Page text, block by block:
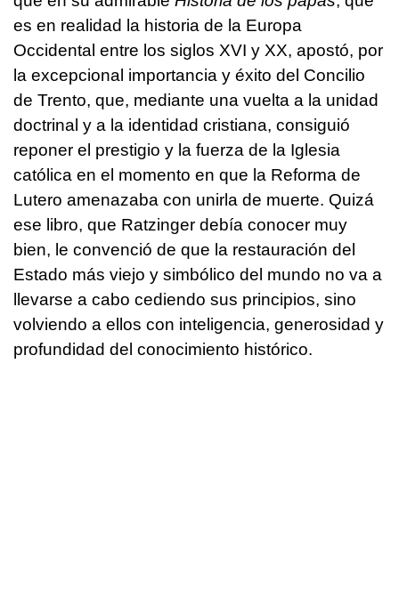
es en realidad la historia de la Europa
Occidental entre los siglos XVI y XX, apostó, por
la excepcional importancia y éxito del Concilio
de Trento, que, mediante una vuelta a la unidad
doctrinal y a la identidad cristiana, consiguió
reponer el prestigio y la fuerza de la Iglesia
católica en el momento en que la Reforma de
Lutero amenazaba con unirla de muerte. Quizá
ese libro, que Ratzinger debía conocer muy
bien, le convenció de que la restauración del
Estado más viejo y simbólico del mundo no va a
llevarse a cabo cediendo sus principios, sino
volviendo a ellos con inteligencia, generosidad y
profundidad del conocimiento histórico.